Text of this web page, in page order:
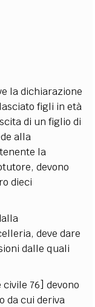
la dichiarazione
figli in età
di un figlio di
alla
la
devono
dieci
deve dare
dalle quali
76] devono
da cui deriva